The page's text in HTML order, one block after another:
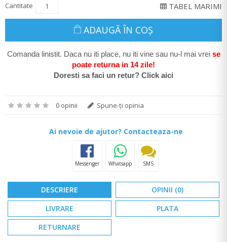
Cantitate TABEL MARIMI
ADAUGĂ ÎN COŞ
Comanda linistit. Daca nu iti place, nu iti vine sau nu-l mai vrei se
poate returna in 14 zile!
Doresti sa faci un retur? Click aici
0 opinii Spune-ţi opinia
Ai nevoie de ajutor? Contacteaza-ne
Messenger Whatsapp SMS
DESCRIERE
OPINII (0)
LIVRARE
PLATA
RETURNARE